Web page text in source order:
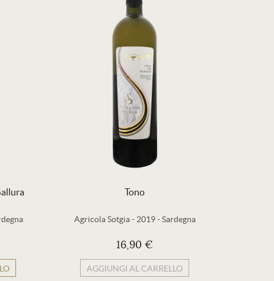
Tono
Agricola Sotgia - 2019-Sardegna
16,90 €
AGGIUNGI AL CARRELLO